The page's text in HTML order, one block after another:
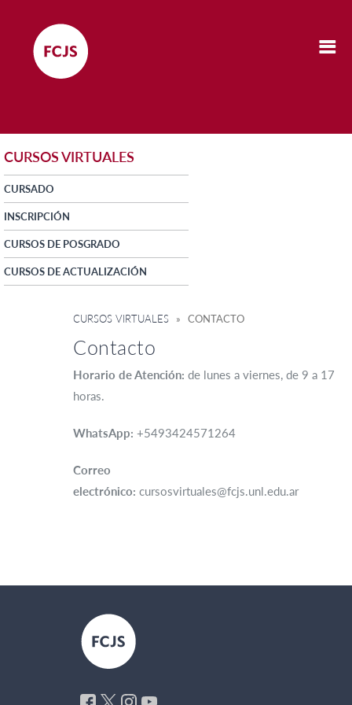
CURSOS VIRTUALES
CURSADO
INSCRIPCIÓN
CURSOS DE POSGRADO
CURSOS DE ACTUALIZACIÓN
CURSOS VIRTUALES » CONTACTO
Contacto
Horario de Atención: de lunes a viernes, de 9 a 17
horas.
WhatsApp: +5493424571264
Correo
electrónico: cursosvirtuales@fcjs.unl.edu.ar